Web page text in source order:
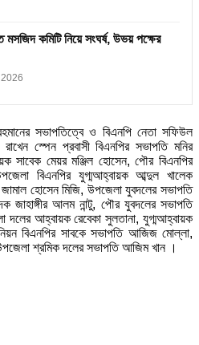
মসজিদ কমিটি নিয়ে সংঘর্ষ, উভয় পক্ষের
সভাপতিত্বে ও বিএনপি নেতা সফিউল
স্পেন প্রবাসী বিএনপির সভাপতি মনির
সাবেক মেয়র মঞ্জিল হোসেন, পৌর বিএনপির
বিএনপির যুগ্মআহ্বায়ক আব্দুল খালেক
হোসেন মিজি, উপজেলা যুবদলের সভাপতি
জাহাঙ্গীর আলম নান্টু, পৌর যুবদলের সভাপতি
দলের আহ্বায়ক রেবেকা সুলতানা, যুগ্মআহ্বায়ক
বিএনপির সাবকে সভাপতি আজিজ মোল্লা,
শ্রমিক দলের সভাপতি আজিম খান ।